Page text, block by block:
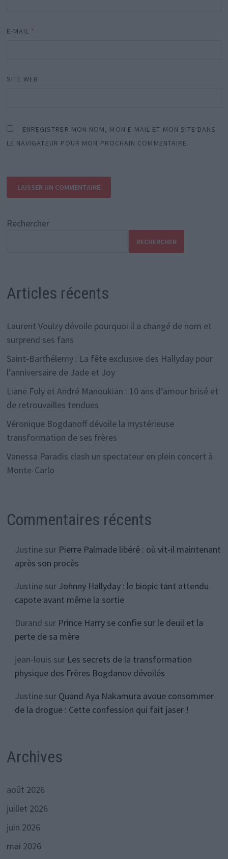
E-MAIL *
SITE WEB
ENREGISTRER MON NOM, MON E-MAIL ET MON SITE DANS
LE NAVIGATEUR POUR MON PROCHAIN COMMENTAIRE.
Rechercher
RECHERCHER
Articles récents
Laurent Voulzy dévoile pourquoi il a changé de nom et
surprend ses fans
Saint-Barthélemy : La fête exclusive des Hallyday pour
l’anniversaire de Jade et Joy
Liane Foly et André Manoukian : 10 ans d’amour brisé et
de retrouvailles tendues
Véronique Bogdanoff dévoile la mystérieuse
transformation de ses frères
Vanessa Paradis clash un spectateur en plein concert à
Monte-Carlo
Commentaires récents
Justinesur Pierre Palmade libéré : où vit-il maintenant
après son procès
Justinesur Johnny Hallyday : le biopic tant attendu
capote avant même la sortie
Durand sur Prince Harry se confie sur le deuil et la
perte de sa mère
jean-louis sur Les secrets de la transformation
physique des Frères Bogdanov dévoilés
Justinesur Quand Aya Nakamura avoue consommer
de la drogue : Cette confession qui fait jaser !
Archives
août 2026
juillet 2026
juin 2026
mai 2026